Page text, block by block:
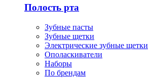
Полость рта
Зубные пасты
Зубные щетки
Электрические зубные щетки
Ополаскиватели
Наборы
По брендам